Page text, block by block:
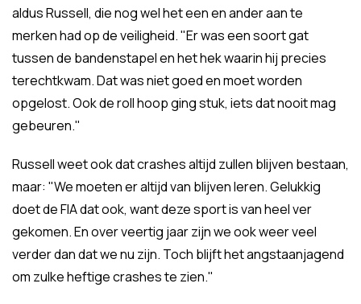
aldus Russell, die nog wel het een en ander aan te
merken had op de veiligheid. "Er was een soort gat
tussen de bandenstapel en het hek waarin hij precies
terechtkwam. Dat was niet goed en moet worden
opgelost. Ook de roll hoop ging stuk, iets dat nooit mag
gebeuren."
Russell weet ook dat crashes altijd zullen blijven bestaan,
maar: "We moeten er altijd van blijven leren. Gelukkig
doet de FIA dat ook, want deze sport is van heel ver
gekomen. En over veertig jaar zijn we ook weer veel
verder dan dat we nu zijn. Toch blijft het angstaanjagend
om zulke heftige crashes te zien."